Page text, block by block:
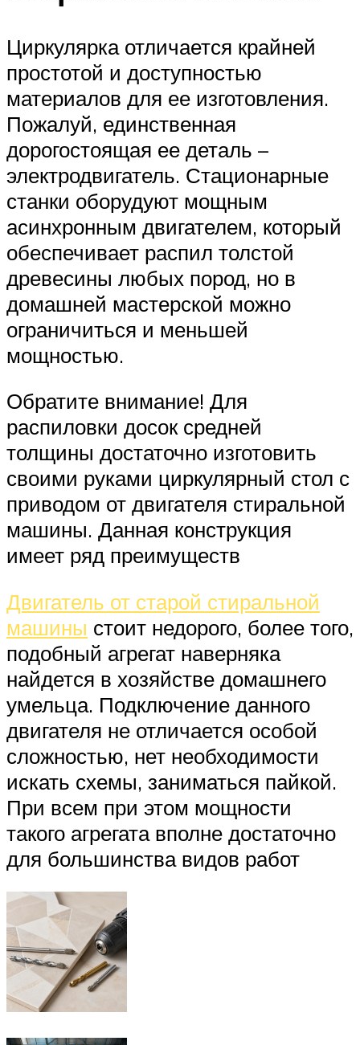
Циркулярка отличается крайней
простотой и доступностью
материалов для ее изготовления.
Пожалуй, единственная
дорогостоящая ее деталь –
электродвигатель. Стационарные
станки оборудуют мощным
асинхронным двигателем, который
обеспечивает распил толстой
древесины любых пород, но в
домашней мастерской можно
ограничиться и меньшей
мощностью.
Обратите внимание! Для
распиловки досок средней
толщины достаточно изготовить
своими руками циркулярный стол с
приводом от двигателя стиральной
машины. Данная конструкция
имеет ряд преимуществ
Двигатель от старой стиральной
машины стоит недорого, более того,
подобный агрегат наверняка
найдется в хозяйстве домашнего
умельца. Подключение данного
двигателя не отличается особой
сложностью, нет необходимости
искать схемы, заниматься пайкой.
При всем при этом мощности
такого агрегата вполне достаточно
для большинства видов работ